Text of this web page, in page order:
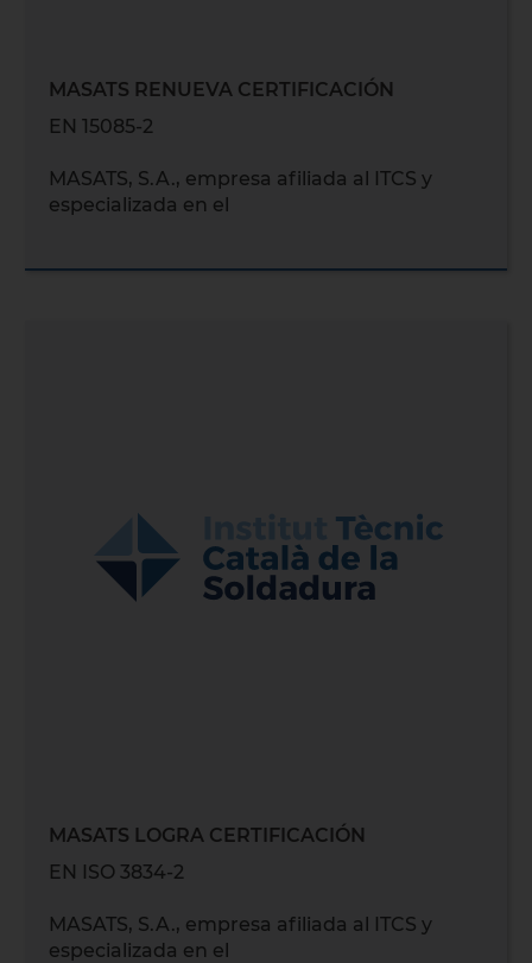
MASATS RENUEVA CERTIFICACIÓN
EN 15085-2
MASATS, S.A., empresa afiliada al ITCS y
especializada en el
MASATS LOGRA CERTIFICACIÓN
EN ISO 3834-2
MASATS, S.A., empresa afiliada al ITCS y
especializada en el